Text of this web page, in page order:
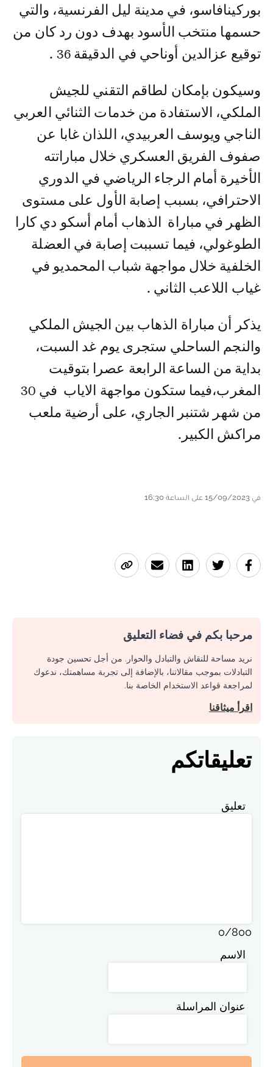
بوركينافاسو، في مدينة ليل الفرنسية، والتي
حسمها منتخب الأسود بهدف دون رد كان من
توقيع عزالدين أوناحي في الدقيقة 36 .
وسيكون بإمكان لطاقم التقني للجيش
الملكي، الاستفادة من خدمات الثنائي العربي
الناجي ويوسف العربيدي، اللذان غابا عن
صفوف الفريق العسكري خلال مباراتته
الأخيرة أمام الرجاء الرياضي في الدوري
الاحترافي، بسبب إصابة الأول على مستوى
الظهر في مباراة الذهاب أمام أسكو دي كارا
الطوغولي، فيما تسببت إصابة في العضلة
الخلفية خلال مواجهة شباب المحمديو في
غياب اللاعب الثاني .
يذكر أن مباراة الذهاب بين الجيش الملكي
والنجم الساحلي ستجرى يوم غد السبت،
بداية من الساعة الرابعة عصرا بتوقيت
المغرب،فيما ستكون مواجهة الاياب في 30
من شهر شتنبر الجاري، على أرضية ملعب
مراكش الكبير.
في 15/09/2023 على الساعة 16:30
مرحبا بكم في فضاء التعليق
نريد مساحة للنقاش والتبادل والحوار. من أجل تحسين جودة
التبادلات بموجب مقالاتنا، بالإضافة إلى تجربة مساهمتك، ندعوك
لمراجعة قواعد الاستخدام الخاصة بنا.
اقرأ ميثاقنا
تعليقاتكم
تعليق
0/800
الاسم
عنوان المراسلة